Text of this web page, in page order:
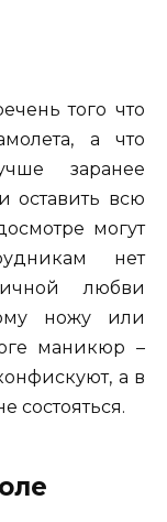
того что
а что
заранее
оставить всю
могут
нет
любви
ножу или
маникюр –
а в
состояться.